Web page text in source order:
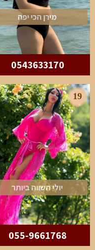
מירן הכי יפה
0543633170
19
יולי השווה ביותר
055-9661768